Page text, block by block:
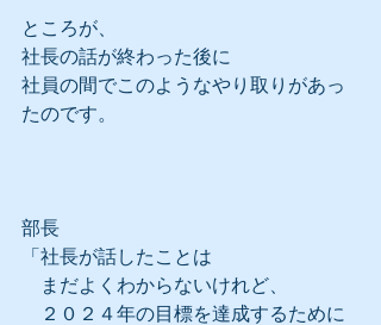
ところが、
社長の話が終わった後に
社員の間でこのようなやり取りがあっ
たのです。
部長
「社長が話したことは
まだよくわからないけれど、
２０２４年の目標を達成するために